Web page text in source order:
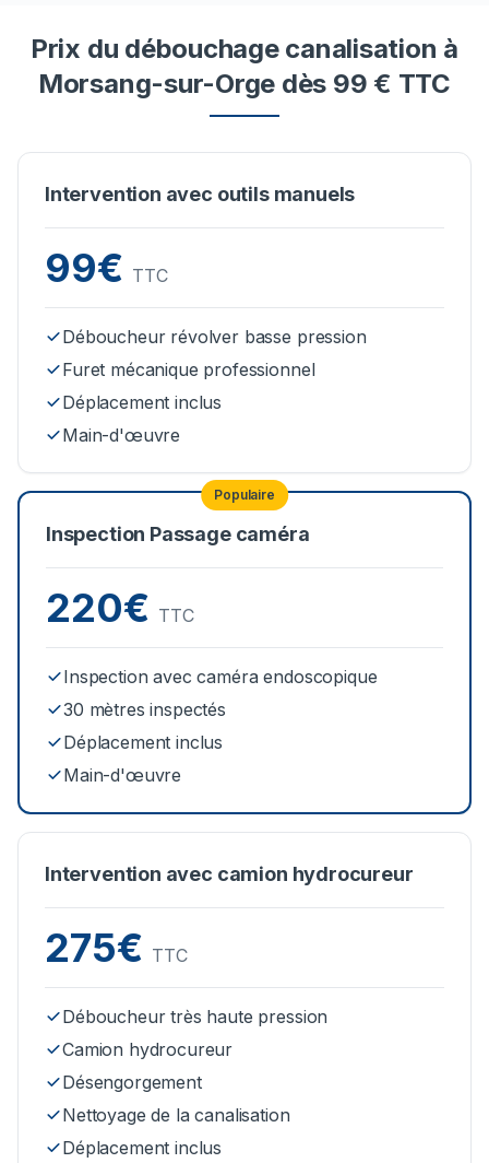
Prix du débouchage canalisation à
Morsang-sur-Orge dès 99 € TTC
Intervention avec outils manuels
99€ TTC
Déboucheur révolver basse pression
Furet mécanique professionnel
Déplacement inclus
Main-d'œuvre
Populaire
Inspection Passage caméra
220€ TTC
Inspection avec caméra endoscopique
30 mètres inspectés
Déplacement inclus
Main-d'œuvre
Intervention avec camion hydrocureur
275€ TTC
Déboucheur très haute pression
Camion hydrocureur
Désengorgement
Nettoyage de la canalisation
Déplacement inclus